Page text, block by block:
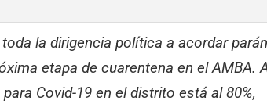
la dirigencia política a acordar
etapa de cuarentena en el AMBA.
Covid-19 en el distrito está al 80%,